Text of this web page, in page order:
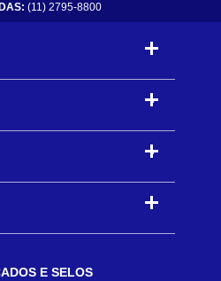
(11) 2795-8800
-
-
E SELOS